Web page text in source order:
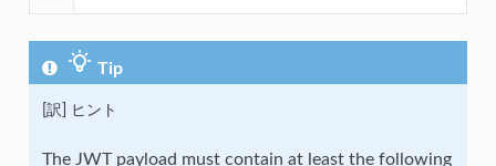
Tip
ヒント
The JWT payload must contain at least the following